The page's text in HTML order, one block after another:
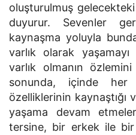
oluşturulmuş
duyurur. Sevenler
kaynaşma yoluyla
varlık olarak
varlık olmanın
sonunda, içinde her
özelliklerinin kaynaştığı
yaşama devam
tersine, bir erkek ile bir